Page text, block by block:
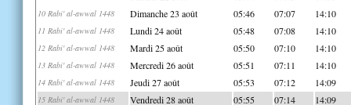
10 Rabi' al-awwal 1448 Dimanche 23 août 05:46 07:07 14:10
11 Rabi' al-awwal 1448 Lundi 24 août 05:48 07:08 14:10
12 Rabi' al-awwal 1448 Mardi 25 août 05:50 07:10 14:10
13 Rabi' al-awwal 1448 Mercredi 26 août 05:51 07:11 14:10
14 Rabi' al-awwal 1448 Jeudi 27 août 05:53 07:12 14:09
15 Rabi' al-awwal 1448 Vendredi 28 août 05:55 07:14 14:09